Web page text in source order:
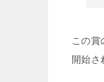
この賞
開始さ